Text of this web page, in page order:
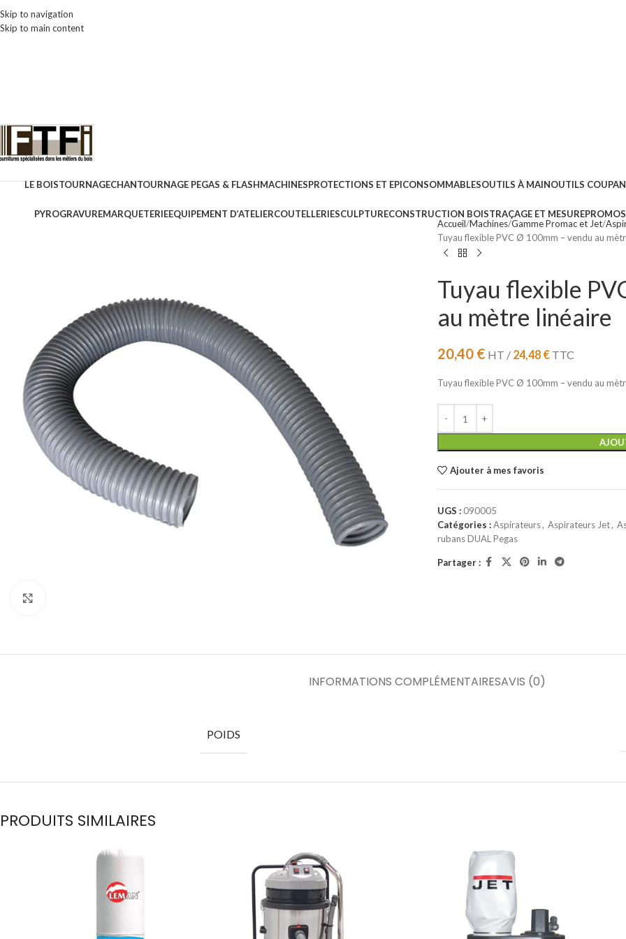
Skip to navigation
Skip to main content
LE BOISTOURNAGECHANTOURNAGE PEGAS & FLASHMACHINESPROTECTIONS ET EPICONSOMMABLESOUTILS À MAINOUTILS
PYROGRAVUREMARQUETERIEEQUIPEMENT D’ATELIERCOUTELLERIESCULPTURECONSTRUCTION BOISTRAÇAGE ET MESURE
Accueil Machines Gamme Promac et Jet
Tuyau flexible PVC Ø 100mm – vendu au
Tuyau flexible
au mètre linéaire
20,40 € HT / 24,48 €TTC
Tuyau flexible PVC Ø 100mm – vendu au
Ajouter à mes favoris
UGS : 090005
Catégories :Aspirateurs, Aspirateurs Jet,
rubans DUAL Pegas
Partager :
INFORMATIONS COMPLÉMENTAIRESAVIS (0)
POIDS
PRODUITS SIMILAIRES